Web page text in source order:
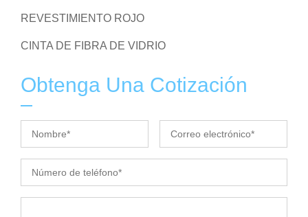
REVESTIMIENTO ROJO
CINTA DE FIBRA DE VIDRIO
Obtenga Una Cotización